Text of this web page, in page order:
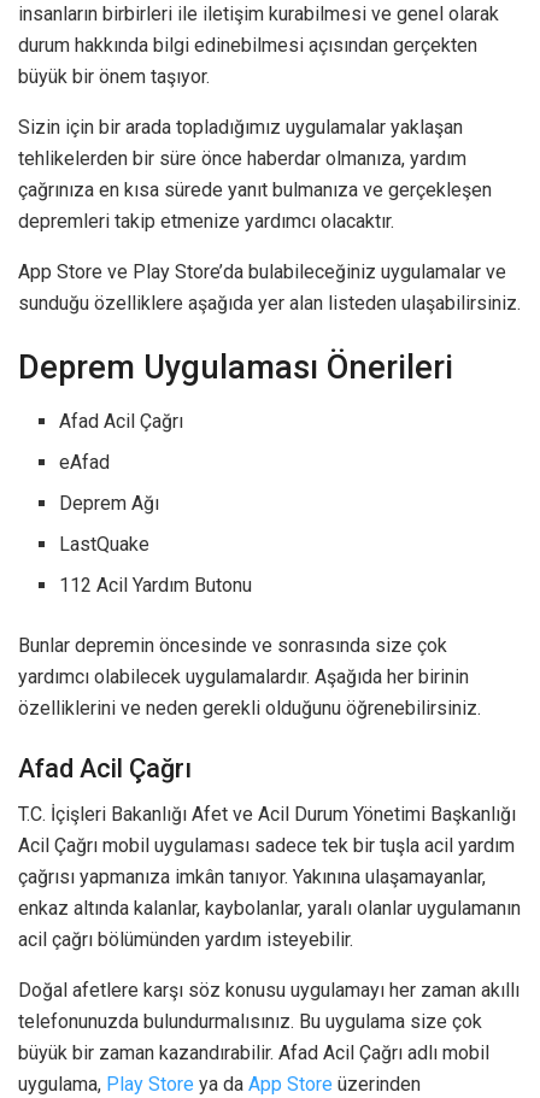
insanların birbirleri ile iletişim kurabilmesi ve genel olarak
durum hakkında bilgi edinebilmesi açısından gerçekten
büyük bir önem taşıyor.
Sizin için bir arada topladığımız uygulamalar yaklaşan
tehlikelerden bir süre önce haberdar olmanıza, yardım
çağrınıza en kısa sürede yanıt bulmanıza ve gerçekleşen
depremleri takip etmenize yardımcı olacaktır.
App Store ve Play Store’da bulabileceğiniz uygulamalar ve
sunduğu özelliklere aşağıda yer alan listeden ulaşabilirsiniz.
Deprem Uygulaması Önerileri
Afad Acil Çağrı
eAfad
Deprem Ağı
LastQuake
112 Acil Yardım Butonu
Bunlar depremin öncesinde ve sonrasında size çok
yardımcı olabilecek uygulamalardır. Aşağıda her birinin
özelliklerini ve neden gerekli olduğunu öğrenebilirsiniz.
Afad Acil Çağrı
T.C. İçişleri Bakanlığı Afet ve Acil Durum Yönetimi Başkanlığı
Acil Çağrı mobil uygulaması sadece tek bir tuşla acil yardım
çağrısı yapmanıza imkân tanıyor. Yakınına ulaşamayanlar,
enkaz altında kalanlar, kaybolanlar, yaralı olanlar uygulamanın
acil çağrı bölümünden yardım isteyebilir.
Doğal afetlere karşı söz konusu uygulamayı her zaman akıllı
telefonunuzda bulundurmalısınız. Bu uygulama size çok
büyük bir zaman kazandırabilir. Afad Acil Çağrı adlı mobil
uygulama, Play Store ya da App Store üzerinden